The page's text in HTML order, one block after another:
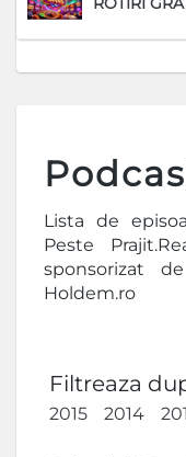
Lista de
Peste
sponsorizat
Holdem.ro
Filtreaza
2015 2014